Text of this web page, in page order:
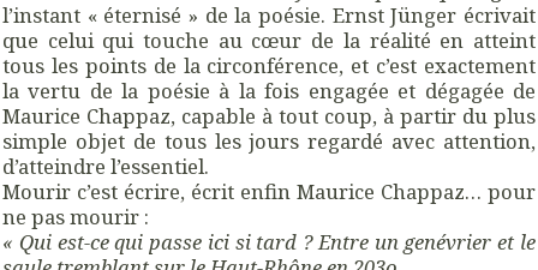
l’instant « éternisé » de la poésie. Ernst Jünger écrivait
que celui qui touche au cœur de la réalité en atteint
tous les points de la circonférence, et c’est exactement
la vertu de la poésie à la fois engagée et dégagée de
Maurice Chappaz, capable à tout coup, à partir du plus
simple objet de tous les jours regardé avec attention,
d’atteindre l’essentiel.
Mourir c’est écrire, écrit enfin Maurice Chappaz… pour
ne pas mourir :
« Qui est-ce qui passe ici si tard ? Entre un genévrier et le